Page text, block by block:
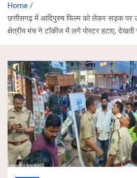
Home
छत्तीसगढ़ में आदिपुरुष फिल्म को लेकर सड़क पर
क्षेत्रीय मंच ने टॉकीज में लगे पोस्टर हटाए, देखती